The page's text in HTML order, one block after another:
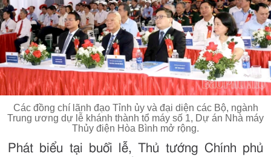
Các đồng chí lãnh đạo Tỉnh ủy và đại diện các Bộ, ngành
Trung ương dự lễ khánh thành tổ máy số 1, Dự án Nhà máy
Thủy điện Hòa Bình mở rộng.
Phát biểu tại buổi lễ, Thủ tướng Chính phủ